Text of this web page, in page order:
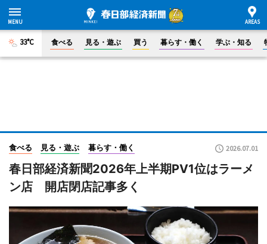
33°C 食べる 見る・遊ぶ 買う 暮らす・働く 学ぶ・知る
食べる 見る・遊ぶ 暮らす・働く 2026.07.01
春日部経済新聞2026年上半期PV1位はラーメ
ン店 開店閉店記事多く